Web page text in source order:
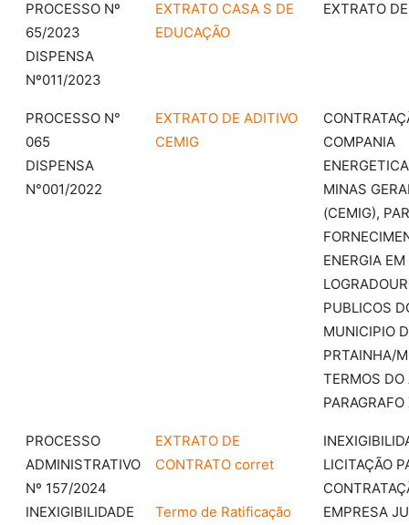
PROCESSO Nº
65/2023
DISPENSA
Nº011/2023
EXTRATO CASA S DE
EDUCAÇÃO
EXTRATO
PROCESSO N°
065
DISPENSA
N°001/2022
EXTRATO DE ADITIVO
CEMIG
COMPANIA
MINAS
(CEMIG),
ENERGIA EM
PUBLICOS
MUNICIPIO
PRTAINHA/
TERMOS
PARAGRAFO
PROCESSO
ADMINISTRATIVO
Nº 157/2024
INEXIGIBILIDADE
EXTRATO DE
CONTRATO corret
Termo de Ratificação
LICITAÇÃO
EMPRESA